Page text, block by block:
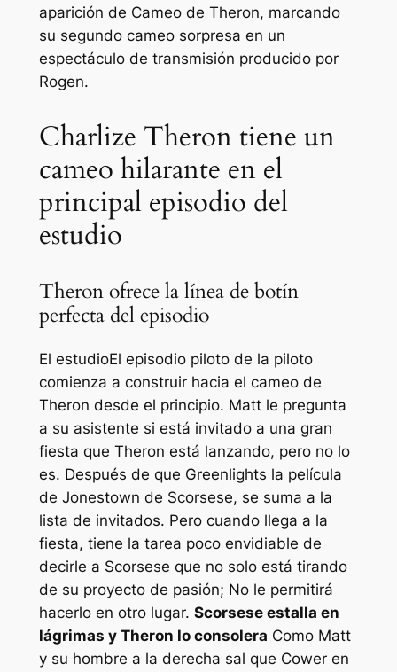
aparición de Cameo de Theron, marcando
su segundo cameo sorpresa en un
espectáculo de transmisión producido por
Rogen.
Charlize Theron tiene un
cameo hilarante en el
principal episodio del
estudio
Theron ofrece la línea de botín
perfecta del episodio
El estudioEl episodio piloto de la piloto
comienza a construir hacia el cameo de
Theron desde el principio. Matt le pregunta
a su asistente si está invitado a una gran
fiesta que Theron está lanzando, pero no lo
es. Después de que Greenlights la película
de Jonestown de Scorsese, se suma a la
lista de invitados. Pero cuando llega a la
fiesta, tiene la tarea poco envidiable de
decirle a Scorsese que no solo está tirando
de su proyecto de pasión; No le permitirá
hacerlo en otro lugar. Scorsese estalla en
lágrimas y Theron lo consolera Como Matt
y su hombre a la derecha sal que Cower en